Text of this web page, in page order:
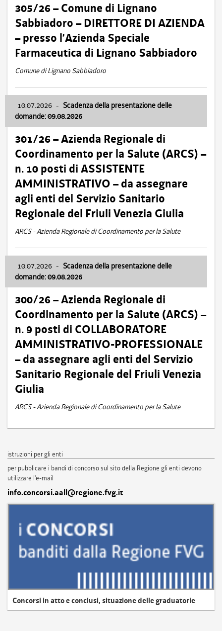
305/26 – Comune di Lignano
Sabbiadoro – DIRETTORE DI AZIENDA
– presso l’Azienda Speciale
Farmaceutica di Lignano Sabbiadoro
Comune di Lignano Sabbiadoro
10.07.2026 - Scadenza della presentazione delle
domande: 09.08.2026
301/26 – Azienda Regionale di
Coordinamento per la Salute (ARCS) –
n. 10 posti di ASSISTENTE
AMMINISTRATIVO – da assegnare
agli enti del Servizio Sanitario
Regionale del Friuli Venezia Giulia
ARCS - Azienda Regionale di Coordinamento per la Salute
10.07.2026 - Scadenza della presentazione delle
domande: 09.08.2026
300/26 – Azienda Regionale di
Coordinamento per la Salute (ARCS) –
n. 9 posti di COLLABORATORE
AMMINISTRATIVO-PROFESSIONALE
– da assegnare agli enti del Servizio
Sanitario Regionale del Friuli Venezia
Giulia
ARCS - Azienda Regionale di Coordinamento per la Salute
istruzioni per gli enti
per pubblicare i bandi di concorso sul sito della Regione gli enti devono
utilizzare l'e-mail
info.concorsi.aall@regione.fvg.it
Concorsi in atto e conclusi, situazione delle graduatorie